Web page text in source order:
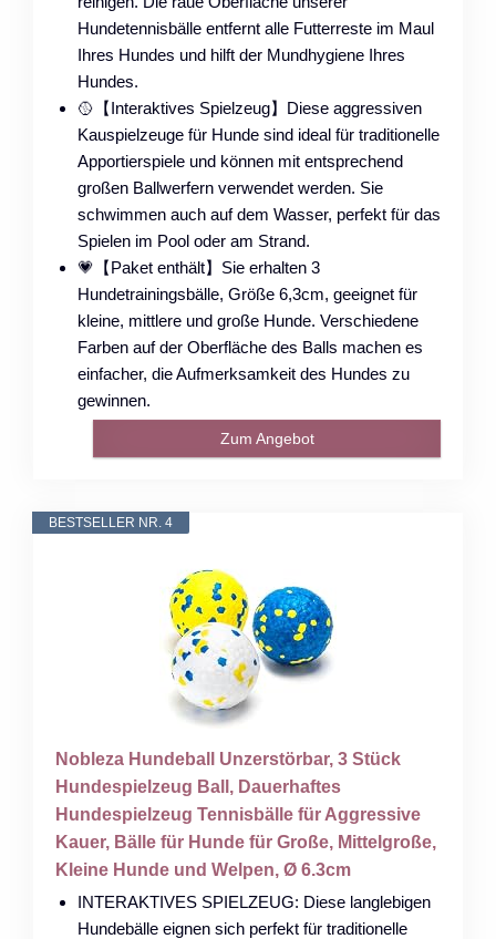
Hundetennisbälle entfernt alle Futterreste im Maul
Ihres Hundes und hilft der Mundhygiene Ihres
Hundes.
🥎【Interaktives Spielzeug】Diese aggressiven
Kauspielzeuge für Hunde sind ideal für traditionelle
Apportierspiele und können mit entsprechend
großen Ballwerfern verwendet werden. Sie
schwimmen auch auf dem Wasser, perfekt für das
Spielen im Pool oder am Strand.
💗【Paket enthält】Sie erhalten 3
Hundetrainingsbälle, Größe 6,3cm, geeignet für
kleine, mittlere und große Hunde. Verschiedene
Farben auf der Oberfläche des Balls machen es
einfacher, die Aufmerksamkeit des Hundes zu
gewinnen.
Zum Angebot
BESTSELLER NR. 4
Nobleza Hundeball Unzerstörbar, 3 Stück
Hundespielzeug Ball, Dauerhaftes
Hundespielzeug Tennisbälle für Aggressive
Kauer, Bälle für Hunde für Große, Mittelgroße,
Kleine Hunde und Welpen, Ø 6.3cm
INTERAKTIVES SPIELZEUG: Diese langlebigen
Hundebälle eignen sich perfekt für traditionelle